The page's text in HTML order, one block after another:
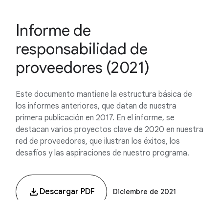
Informe de
responsabilidad de
proveedores (2021)
Este documento mantiene la estructura básica de
los informes anteriores, que datan de nuestra
primera publicación en 2017. En el informe, se
destacan varios proyectos clave de 2020 en nuestra
red de proveedores, que ilustran los éxitos, los
desafíos y las aspiraciones de nuestro programa.
Descargar PDF Diciembre de 2021